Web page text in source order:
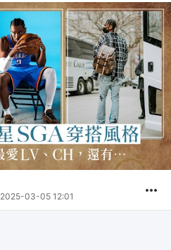
2025-03-05 12:01